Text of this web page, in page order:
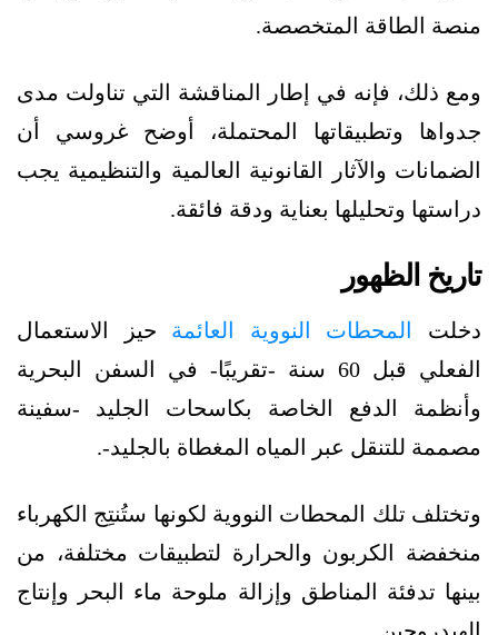
منصة الطاقة المتخصصة.
ومع ذلك، فإنه في إطار المناقشة التي تناولت مدى
جدواها وتطبيقاتها المحتملة، أوضح غروسي أن
الضمانات والآثار القانونية العالمية والتنظيمية يجب
دراستها وتحليلها بعناية ودقة فائقة.
تاريخ الظهور
دخلت المحطات النووية العائمة حيز الاستعمال
الفعلي قبل 60 سنة -تقريبًا- في السفن البحرية
وأنظمة الدفع الخاصة بكاسحات الجليد -سفينة
مصممة للتنقل عبر المياه المغطاة بالجليد-.
وتختلف تلك المحطات النووية لكونها ستُنتِج الكهرباء
منخفضة الكربون والحرارة لتطبيقات مختلفة، من
بينها تدفئة المناطق وإزالة ملوحة ماء البحر وإنتاج
الهيدروجين.